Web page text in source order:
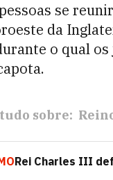
se
da
o qual
sobre:
Rei Charles III